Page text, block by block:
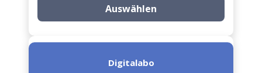
Auswählen
Digitalabo